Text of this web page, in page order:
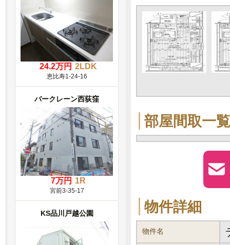
部屋間取一覧
物件詳細
物件名
24.2万円 2LDK
恵比寿1-24-16
バークレーン西荻窪
7万円 1R
宮前3-35-17
KS品川戸越公園